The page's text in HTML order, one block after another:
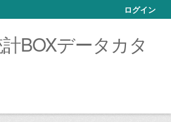
ログイン
BOXデータカタ